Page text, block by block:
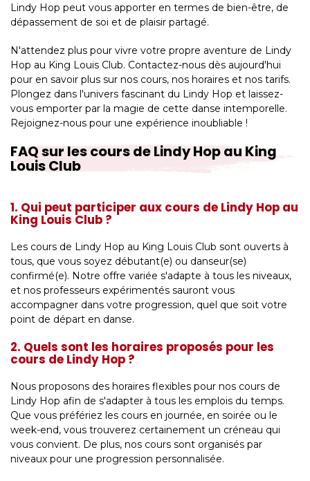
Lindy Hop peut vous apporter en termes de bien-être, de
dépassement de soi et de plaisir partagé.
N'attendez plus pour vivre votre propre aventure de Lindy
Hop au King Louis Club. Contactez-nous dès aujourd'hui
pour en savoir plus sur nos cours, nos horaires et nos tarifs.
Plongez dans l'univers fascinant du Lindy Hop et laissez-
vous emporter par la magie de cette danse intemporelle.
Rejoignez-nous pour une expérience inoubliable !
FAQ sur les cours de Lindy Hop au King
Louis Club
1. Qui peut participer aux cours de Lindy Hop au
King Louis Club ?
Les cours de Lindy Hop au King Louis Club sont ouverts à
tous, que vous soyez débutant(e) ou danseur(se)
confirmé(e). Notre offre variée s'adapte à tous les niveaux,
et nos professeurs expérimentés sauront vous
accompagner dans votre progression, quel que soit votre
point de départ en danse.
2. Quels sont les horaires proposés pour les
cours de Lindy Hop ?
Nous proposons des horaires flexibles pour nos cours de
Lindy Hop afin de s'adapter à tous les emplois du temps.
Que vous préfériez les cours en journée, en soirée ou le
week-end, vous trouverez certainement un créneau qui
vous convient. De plus, nos cours sont organisés par
niveaux pour une progression personnalisée.